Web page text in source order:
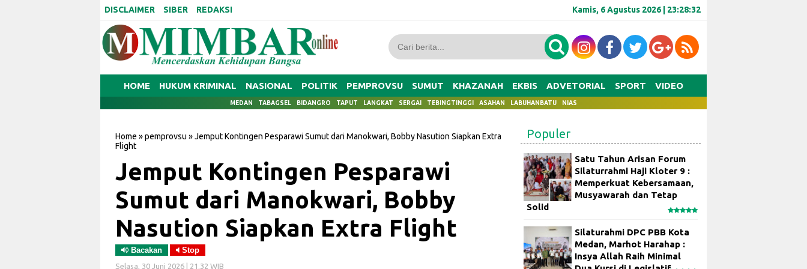
DISCLAIMER SIBER REDAKSI Kamis, 6 Agustus 2026 | 23:28:33
HOME HUKUM KRIMINAL NASIONAL POLITIK PEMPROVSU SUMUT KHAZANAH EKBIS ADVETORIAL SPORT VIDEO
MEDAN TABAGSEL BIDANGRO TAPUT LANGKAT SERGAI TEBINGTINGGI ASAHAN LABUHANBATU NIAS
Home »pemprovsu »Jemput Kontingen Pesparawi Sumut dari Manokwari, Bobby Nasution Siapkan Extra
Flight
Jemput Kontingen Pesparawi
Sumut dari Manokwari, Bobby
Nasution Siapkan Extra Flight
Bacakan Stop
Selasa, 30 Juni 2026 | 21.32 WIB
Populer
Satu Tahun Arisan Forum
Silaturrahmi Haji Kloter 9 :
Memperkuat Kebersamaan,
Musyawarah dan Tetap
Solid
Silaturahmi DPC PBB Kota
Medan, Marhot Harahap :
Insya Allah Raih Minimal